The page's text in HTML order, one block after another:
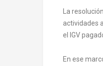
La
actividades
el IGV
En ese